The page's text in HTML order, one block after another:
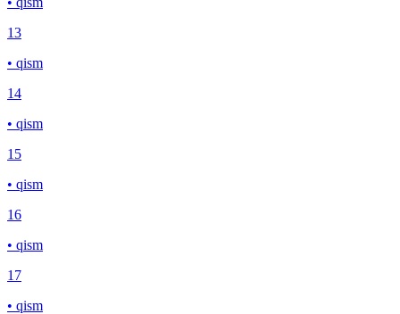
13
• qism
14
• qism
15
• qism
16
• qism
17
• qism